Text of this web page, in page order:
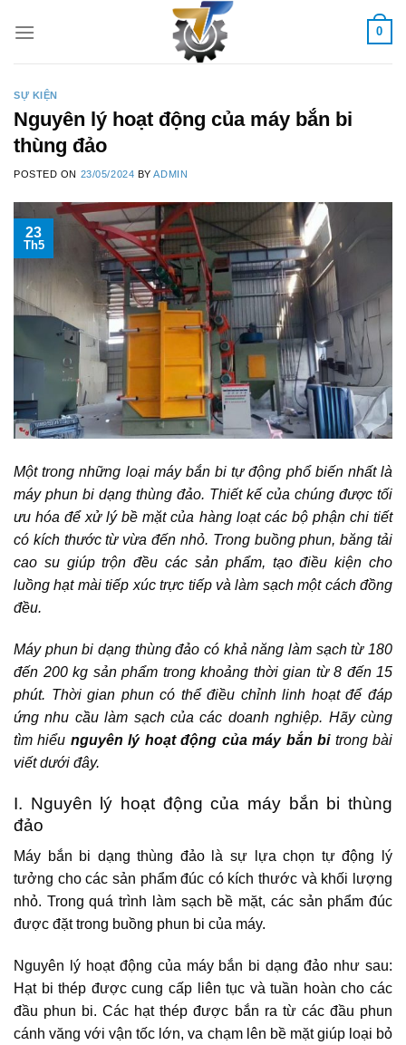
0
SỰ KIỆN
Nguyên lý hoạt động của máy bắn bi
thùng đảo
POSTED ON 23/05/2024 BYADMIN
23
Th5
Một trong những loại máy bắn bi tự động phổ biến nhất là
máy phun bi dạng thùng đảo. Thiết kế của chúng được tối
ưu hóa để xử lý bề mặt của hàng loạt các bộ phận chi tiết
có kích thước từ vừa đến nhỏ. Trong buồng phun, băng tải
cao su giúp trộn đều các sản phẩm, tạo điều kiện cho
luồng hạt mài tiếp xúc trực tiếp và làm sạch một cách đồng
đều.
Máy phun bi dạng thùng đảo có khả năng làm sạch từ 180
đến 200 kg sản phẩm trong khoảng thời gian từ 8 đến 15
phút. Thời gian phun có thể điều chỉnh linh hoạt để đáp
ứng nhu cầu làm sạch của các doanh nghiệp. Hãy cùng
tìm hiểu nguyên lý hoạt động của máy bắn bitrong bài
viết dưới đây.
I. Nguyên lý hoạt động của máy bắn bi thùng
đảo
Máy bắn bi dạng thùng đảo là sự lựa chọn tự động lý
tưởng cho các sản phẩm đúc có kích thước và khối lượng
nhỏ. Trong quá trình làm sạch bề mặt, các sản phẩm đúc
được đặt trong buồng phun bi của máy.
Nguyên lý hoạt động của máy bắn bi dạng đảo như sau:
Hạt bi thép được cung cấp liên tục và tuần hoàn cho các
đầu phun bi. Các hạt thép được bắn ra từ các đầu phun
cánh văng với vận tốc lớn, va chạm lên bề mặt giúp loại bỏ